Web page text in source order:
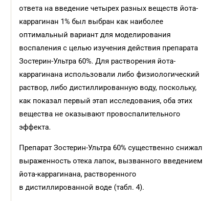
ответа на введение четырех разных веществ йота-
каррагинан 1% был выбран как наиболее
оптимальный вариант для моделирования
воспаления с целью изучения действия препарата
Зостерин-Ультра 60%. Для растворения йота-
каррагинана использовали либо физиологический
раствор, либо дистиллированную воду, поскольку,
как показал первый этап исследования, оба этих
вещества не оказывают провоспалительного
эффекта.
Препарат Зостерин-Ультра 60% существенно снижал
выраженность отека лапок, вызванного введением
йота-каррагинана, растворенного
в дистиллированной воде (табл. 4).